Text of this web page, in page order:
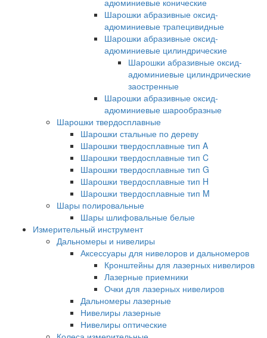
адюминиевые конические
Шарошки абразивные оксид-
адюминиевые трапецивидные
Шарошки абразивные оксид-
адюминиевые цилиндрические
Шарошки абразивные оксид-
адюминиевые цилиндрические
заостренные
Шарошки абразивные оксид-
адюминиевые шарообразные
Шарошки твердосплавные
Шарошки стальные по дереву
Шарошки твердосплавные тип A
Шарошки твердосплавные тип C
Шарошки твердосплавные тип G
Шарошки твердосплавные тип H
Шарошки твердосплавные тип M
Шары полировальные
Шары шлифовальные белые
Измерительный инструмент
Дальномеры и нивелиры
Аксессуары для нивелоров и дальномеров
Кронштейны для лазерных нивелиров
Лазерные приемники
Очки для лазерных нивелиров
Дальномеры лазерные
Нивелиры лазерные
Нивелиры оптические